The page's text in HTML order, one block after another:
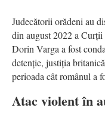
Judecătorii orădeni au
din august 2022 a
Dorin Varga a fost
detenție, justiția
perioada cât românul a
Atac violent în